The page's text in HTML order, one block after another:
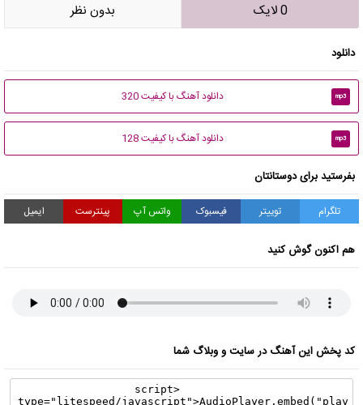
0 لایک بدون نظر
دانلود
mp3 دانلود آهنگ با کیفیت 320
mp3 دانلود آهنگ با کیفیت 128
بفرستید برای دوستانتان
تلگرام توییتر فیسبوک واتس آپ پینترست ایمیل
هم اکنون گوش کنید
کد پخش این آهنگ در سایت و وبلاگ شما